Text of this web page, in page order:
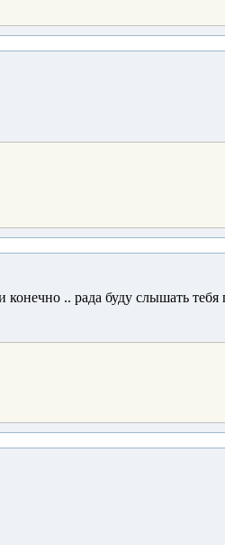
.. рада буду слышать